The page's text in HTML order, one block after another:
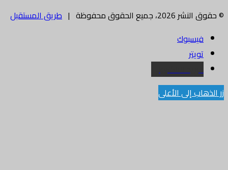
© حقوق النشر 2026، جميع الحقوق محفوظة |
طريق المستقبل
فيسبوك
تويتر
البريد الالكتروني
زر الذهاب إلى الأعلى